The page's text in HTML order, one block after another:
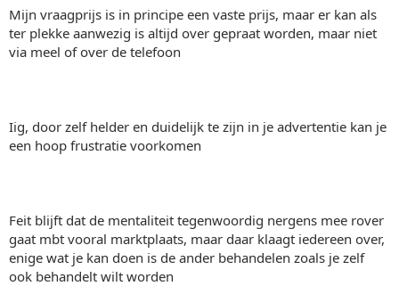
Mijn vraagprijs is in principe een vaste prijs, maar er kan als
ter plekke aanwezig is altijd over gepraat worden, maar niet
via meel of over de telefoon
Iig, door zelf helder en duidelijk te zijn in je advertentie kan je
een hoop frustratie voorkomen
Feit blijft dat de mentaliteit tegenwoordig nergens mee rover
gaat mbt vooral marktplaats, maar daar klaagt iedereen over,
enige wat je kan doen is de ander behandelen zoals je zelf
ook behandelt wilt worden